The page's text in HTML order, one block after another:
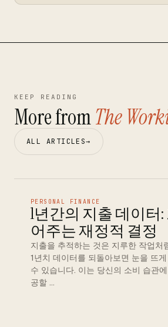
KEEP READING
More fromThe
ALL ARTICLES→
PERSONAL FINANCE
1년간의 지출 데이터
어주는 재정적 결정
지출을 추적하는 것은 지루한 작업처
1년치 데이터를 되돌아보면 눈을 뜨
수 있습니다. 이는 당신의 소비 습관
공할 …